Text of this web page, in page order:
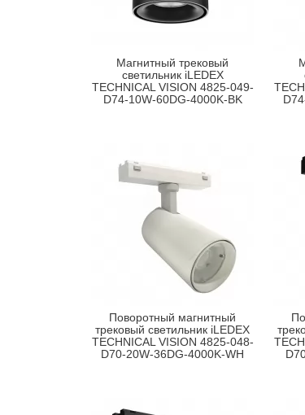
Магнитный трековый
светильник iLEDEX
TECHNICAL VISION 4825-049-
D74-10W-60DG-4000K-BK
Поворотный магнитный
трековый светильник iLEDEX
TECHNICAL VISION 4825-048-
D70-20W-36DG-4000K-WH